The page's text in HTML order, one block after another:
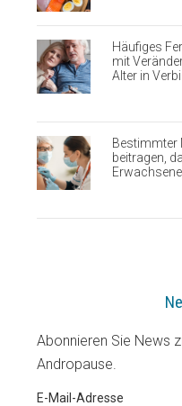
Häufiges
mit
Alter in
Bestimmter
beitragen,
Abonnieren Sie News
Andropause.
E-Mail-Adresse